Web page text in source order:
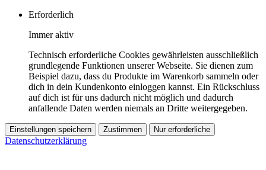
Erforderlich
Immer aktiv
Technisch erforderliche Cookies gewährleisten ausschließlich
grundlegende Funktionen unserer Webseite. Sie dienen zum
Beispiel dazu, dass du Produkte im Warenkorb sammeln oder
dich in dein Kundenkonto einloggen kannst. Ein Rückschluss
auf dich ist für uns dadurch nicht möglich und dadurch
anfallende Daten werden niemals an Dritte weitergegeben.
Einstellungen speichern Zustimmen Nur erforderliche
Datenschutzerklärung